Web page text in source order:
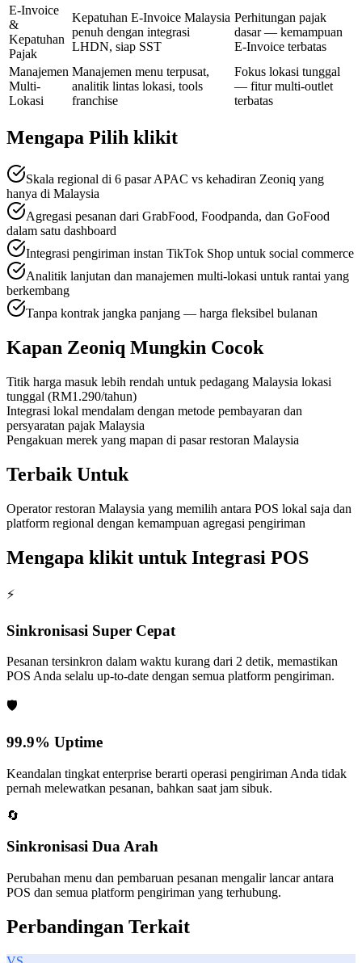
E-Invoice
&
Kepatuhan
Pajak
Kepatuhan E-Invoice Malaysia
penuh dengan integrasi
LHDN, siap SST
Perhitungan pajak
dasar — kemampuan
E-Invoice terbatas
Manajemen
Multi-
Lokasi
Manajemen menu terpusat,
analitik lintas lokasi, tools
franchise
Fokus lokasi tunggal
— fitur multi-outlet
terbatas
Mengapa Pilih klikit
Skala regional di 6 pasar APAC vs kehadiran Zeoniq yang
hanya di Malaysia
Agregasi pesanan dari GrabFood, Foodpanda, dan GoFood
dalam satu dashboard
Integrasi pengiriman instan TikTok Shop untuk social commerce
Analitik lanjutan dan manajemen multi-lokasi untuk rantai yang
berkembang
Tanpa kontrak jangka panjang — harga fleksibel bulanan
Kapan Zeoniq Mungkin Cocok
Titik harga masuk lebih rendah untuk pedagang Malaysia lokasi
tunggal (RM1.290/tahun)
Integrasi lokal mendalam dengan metode pembayaran dan
persyaratan pajak Malaysia
Pengakuan merek yang mapan di pasar restoran Malaysia
Terbaik Untuk
Operator restoran Malaysia yang memilih antara POS lokal saja dan
platform regional dengan kemampuan agregasi pengiriman
Mengapa klikit untuk Integrasi POS
⚡
Sinkronisasi Super Cepat
Pesanan tersinkron dalam waktu kurang dari 2 detik, memastikan
POS Anda selalu up-to-date dengan semua platform pengiriman.
🛡️
99.9% Uptime
Keandalan tingkat enterprise berarti operasi pengiriman Anda tidak
pernah melewatkan pesanan, bahkan saat jam sibuk.
🔄
Sinkronisasi Dua Arah
Perubahan menu dan pembaruan pesanan mengalir lancar antara
POS dan semua platform pengiriman yang terhubung.
Perbandingan Terkait